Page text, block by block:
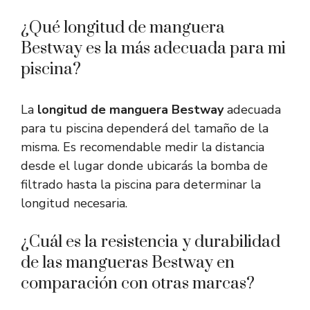
¿Qué longitud de manguera
Bestway es la más adecuada para mi
piscina?
La longitud de manguera Bestwayadecuada
para tu piscina dependerá del tamaño de la
misma. Es recomendable medir la distancia
desde el lugar donde ubicarás la bomba de
filtrado hasta la piscina para determinar la
longitud necesaria.
¿Cuál es la resistencia y durabilidad
de las mangueras Bestway en
comparación con otras marcas?